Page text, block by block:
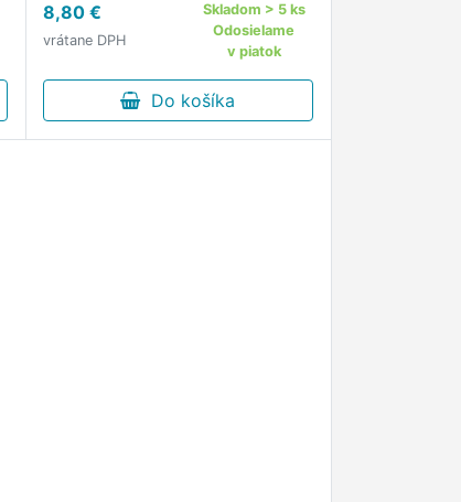
8,80 €
vrátane DPH
Skladom > 5 ks
Odosielame
v piatok
Do košíka